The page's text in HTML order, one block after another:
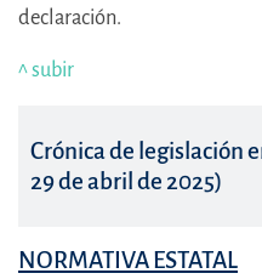
declaración.
^ subir
Crónica de legislación
29 de abril de 2025)
NORMATIVA ESTATAL